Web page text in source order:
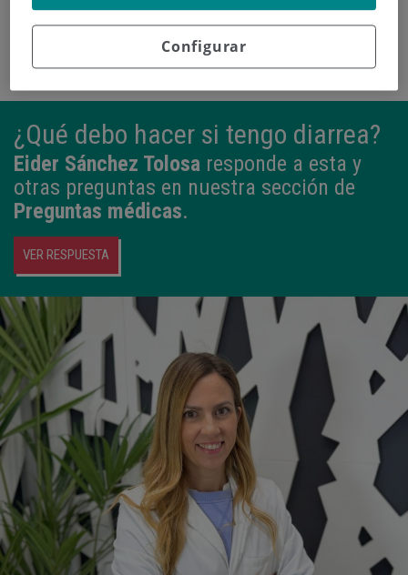
¿Qué debo hacer si tengo diarrea?
Eider Sánchez Tolosa responde a esta y
otras preguntas en nuestra sección de
Preguntas médicas.
VER RESPUESTA
Configurar